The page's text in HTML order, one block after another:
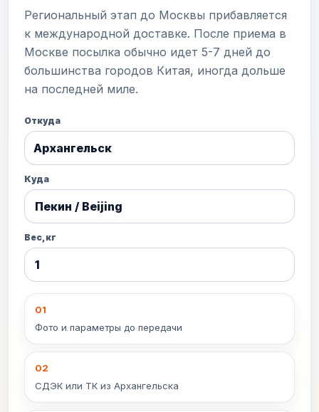
Региональный этап до Москвы прибавляется
к международной доставке. После приема в
Москве посылка обычно идет 5-7 дней до
большинства городов Китая, иногда дольше
на последней миле.
Откуда
Архангельск
Куда
Вес, кг
01
Фото и параметры до передачи
02
СДЭК или ТК из Архангельска